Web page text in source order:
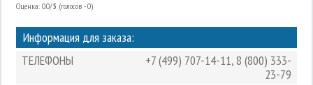
Оценка: 0.0/5 (голосов - 0)
Информация для заказа:
ТЕЛЕФОНЫ
+7 (499) 707-14-11,8 (800) 333-
23-79